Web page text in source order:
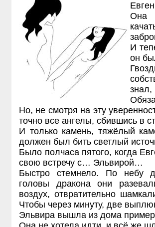
Она
И
он
Но, не смотря на эту
точно все ангелы, сбившись в
И только камень, тяжёлый
должен был бить светлый
Было полчаса пятого, когда
свою встречу с… Эльвирой…
Быстро стемнело. По небу
головы дракона они
воздух, отвратительно
Чтобы через минуту, две
Эльвира вышла из дома